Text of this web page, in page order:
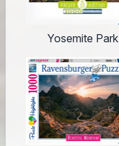
Yosemite Park